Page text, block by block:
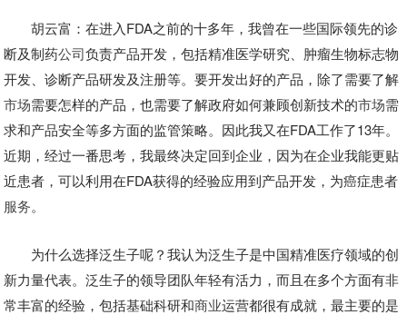
胡云富：在进入FDA之前的十多年，我曾在一些国际领先的诊
断及制药公司负责产品开发，包括精准医学研究、肿瘤生物标志物
开发、诊断产品研发及注册等。要开发出好的产品，除了需要了解
市场需要怎样的产品，也需要了解政府如何兼顾创新技术的市场需
求和产品安全等多方面的监管策略。因此我又在FDA工作了13年。
近期，经过一番思考，我最终决定回到企业，因为在企业我能更贴
近患者，可以利用在FDA获得的经验应用到产品开发，为癌症患者
服务。
为什么选择泛生子呢？我认为泛生子是中国精准医疗领域的创
新力量代表。泛生子的领导团队年轻有活力，而且在多个方面有非
常丰富的经验，包括基础科研和商业运营都很有成就，最主要的是